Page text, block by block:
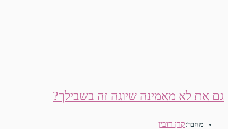
גם את לא מאמינה שיוגה זה בשבילך?
מחבר:קרן רובין